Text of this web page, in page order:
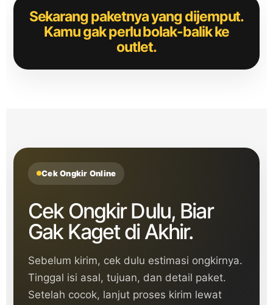
Sekarang paketnya yang dijemput.
Kamu gak perlu bolak-balik ke
outlet.
Cek Ongkir Online
Cek Ongkir Dulu, Biar
Gak Kaget di Akhir.
Sebelum kirim, cek dulu estimasi ongkirnya.
Tinggal isi asal, tujuan, dan detail paket.
Setelah cocok, lanjut proses kirim lewat